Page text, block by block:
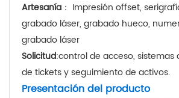
Artesanía ： Impresión offset,
grabado láser, grabado hueco,
grabado láser
Solicitud:control de acceso, sistemas
de tickets y seguimiento de activos.
Presentación del producto